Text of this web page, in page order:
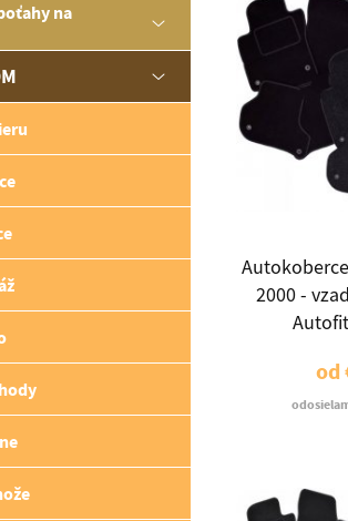
na
2000 -
od